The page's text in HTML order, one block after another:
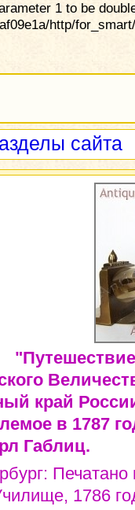
1 to be
http/
сайта
край
в 1787
Габлиц.
Печатано
1786